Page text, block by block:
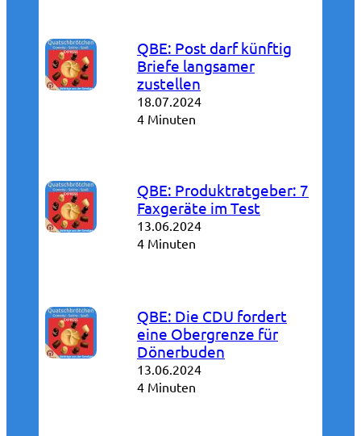
QBE: Post darf künftig
Briefe langsamer
zustellen
18.07.2024
4 Minuten
QBE: Produktratgeber: 7
Faxgeräte im Test
13.06.2024
4 Minuten
QBE: Die CDU fordert
eine Obergrenze für
Dönerbuden
13.06.2024
4 Minuten